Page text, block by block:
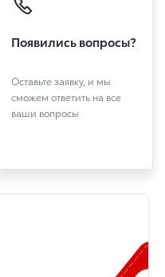
Появились вопросы?
Оставьте заявку, и мы
сможем ответить на все
ваши вопросы